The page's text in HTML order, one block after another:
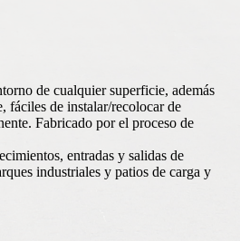
de cualquier superficie, además
fáciles de instalar/recolocar de
Fabricado por el proceso de
entradas y salidas de
industriales y patios de carga y